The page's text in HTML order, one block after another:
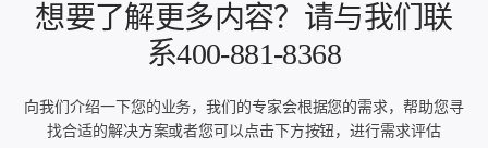
想要了解更多内容？请与我们联
系400-881-8368
向我们介绍一下您的业务，我们的专家会根据您的需求，帮助您寻
找合适的解决方案或者您可以点击下方按钮，进行需求评估